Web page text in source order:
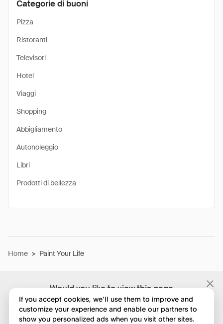
Would you like to view this page
in English?
Categorie di buoni
Pizza
Ristoranti
Televisori
Hotel
Viaggi
Shopping
Abbigliamento
Autonoleggio
Libri
Prodotti di bellezza
Home > Paint Your Life
If you accept cookies, we’ll use them to improve and
customize your experience and enable our partners to
show you personalized ads when you visit other sites.